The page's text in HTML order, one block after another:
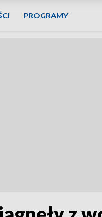
PROGRAMY